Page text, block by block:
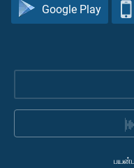
Google Play